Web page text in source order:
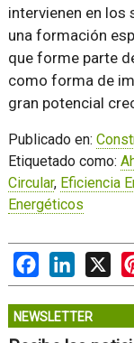
intervienen en
una formación
que forme parte
como forma de
gran potencial
Publicado en:
Etiquetado como:
Circular, Eficiencia
Energéticos
FacebookLinkedIn
X
NEWSLETTER